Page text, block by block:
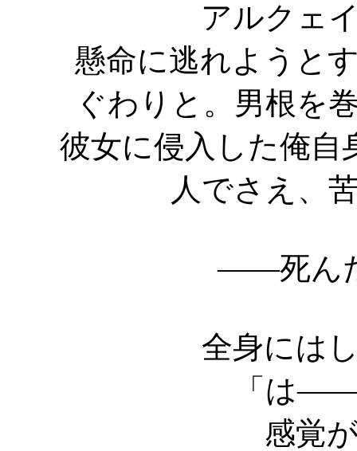
アルクェ
懸命に逃れようと
ぐわりと。男根を
彼女に侵入した俺自
人でさえ、
――死ん
全身には
「は
感覚